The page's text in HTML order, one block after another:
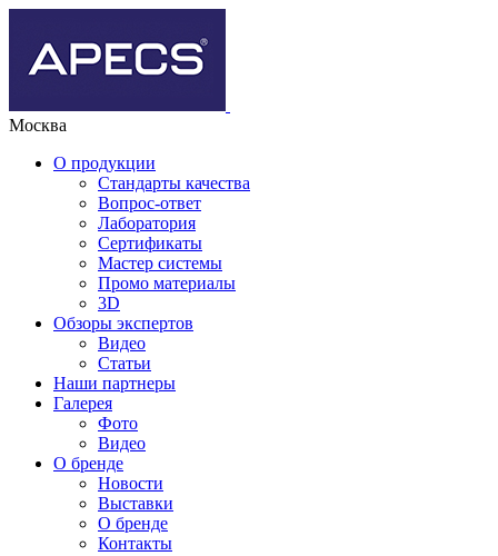
Москва
О продукции
Стандарты качества
Вопрос-ответ
Лаборатория
Сертификаты
Мастер системы
Промо материалы
3D
Обзоры экспертов
Видео
Статьи
Наши партнеры
Галерея
Фото
Видео
О бренде
Новости
Выставки
О бренде
Контакты